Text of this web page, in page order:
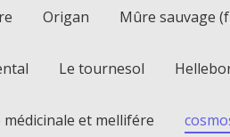
Origan Mûre sauvage
Le tournesol
et mellifére